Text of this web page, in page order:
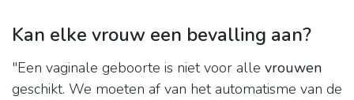
Kan elke vrouw een bevalling aan?
"Een vaginale geboorte is niet voor alle vrouwen
geschikt. We moeten af van het automatisme van de